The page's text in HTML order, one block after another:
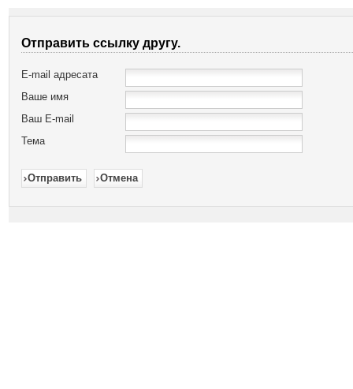
Отправить ссылку другу.
E-mail адресата
Ваше имя
Ваш E-mail
Тема
Отправить Отмена